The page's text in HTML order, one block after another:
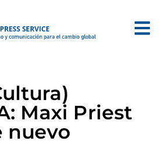
Maxi Priest
nuevo